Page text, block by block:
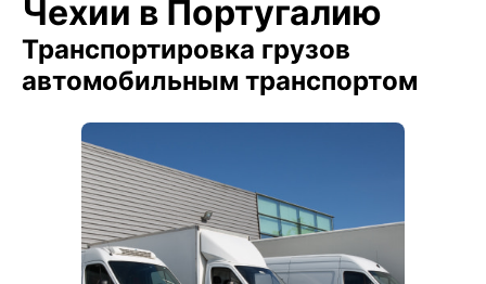
Чехии в Португалию
Транспортировка грузов
автомобильным транспортом